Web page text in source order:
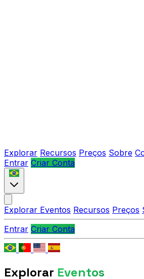
Explorar Recursos Preços Sobre
Entrar Criar Conta
Explorar Eventos Recursos Preços
Entrar Criar Conta
Explorar Eventos